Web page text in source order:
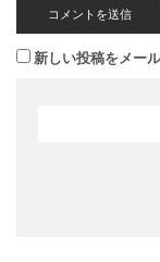
新しい投稿をメー